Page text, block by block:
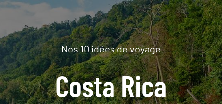
Nos 10 idées de voyage
Costa Rica